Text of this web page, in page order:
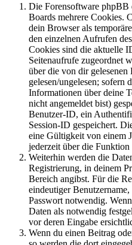
Die Forensoftware phpBB
Boards mehrere Cookies.
dein Browser als
den einzelnen Aufrufen
Cookies sind die aktuelle
Seitenaufrufe zugeordnet
über die von dir
gelesen/ungelesen; sofern
Informationen über deine
nicht angemeldet bist)
Benutzer-ID, ein
Session-ID gespeichert.
eine Gültigkeit von einem
jederzeit über die
Weiterhin werden die
Registrierung, in deinem
Bereich angibst. Für die
eindeutiger
Passwort notwendig.
Daten als notwendig
vor deren Eingabe
Wenn du einen Beitrag